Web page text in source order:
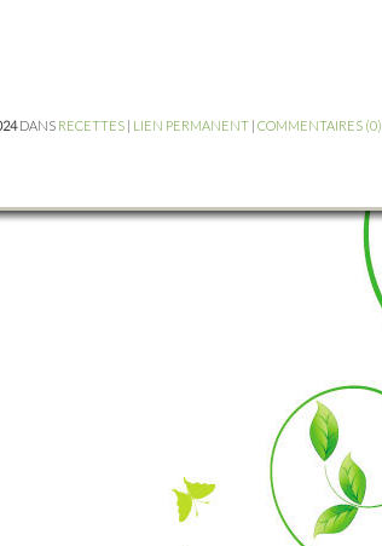
DANS RECETTES LIEN PERMANENT COMMENTAIRES (0)